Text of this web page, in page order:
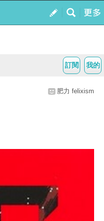
我的
訂閱
肥力 felixism